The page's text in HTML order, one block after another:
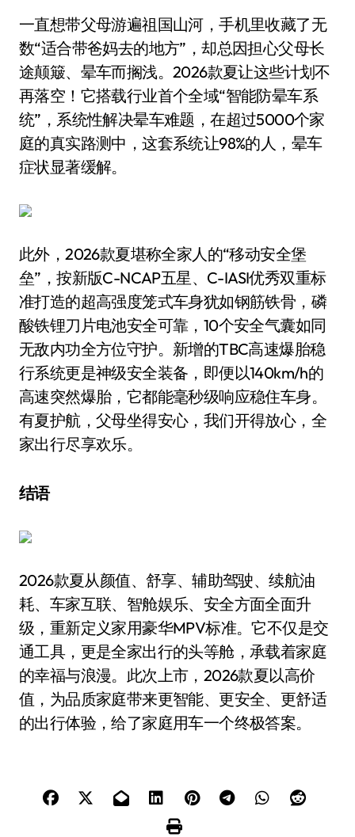
一直想带父母游遍祖国山河，手机里收藏了无
数“适合带爸妈去的地方”，却总因担心父母长
途颠簸、晕车而搁浅。2026款夏让这些计划不
再落空！它搭载行业首个全域“智能防晕车系
统”，系统性解决晕车难题，在超过5000个家
庭的真实路测中，这套系统让98%的人，晕车
症状显著缓解。
此外，2026款夏堪称全家人的“移动安全堡
垒”，按新版C-NCAP五星、C-IASI优秀双重标
准打造的超高强度笼式车身犹如钢筋铁骨，磷
酸铁锂刀片电池安全可靠，10个安全气囊如同
无敌内功全方位守护。新增的TBC高速爆胎稳
行系统更是神级安全装备，即便以140km/h的
高速突然爆胎，它都能毫秒级响应稳住车身。
有夏护航，父母坐得安心，我们开得放心，全
家出行尽享欢乐。
结语
2026款夏从颜值、舒享、辅助驾驶、续航油
耗、车家互联、智舱娱乐、安全方面全面升
级，重新定义家用豪华MPV标准。它不仅是交
通工具，更是全家出行的头等舱，承载着家庭
的幸福与浪漫。此次上市，2026款夏以高价
值，为品质家庭带来更智能、更安全、更舒适
的出行体验，给了家庭用车一个终极答案。